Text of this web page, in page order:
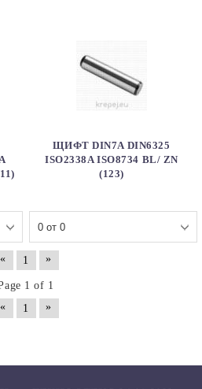
ЩИФТ DIN7A DIN6325
ISO2338A ISO8734 BL/ ZN
(123)
« 1 »
1 of 1
«
1 »